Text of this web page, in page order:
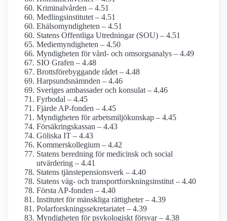
Kriminal­vården – 4.51
Medlings­institutet – 4.51
Ehälso­myndigheten – 4.51
Statens Offentliga Utredningar (SOU) – 4.51
Mediemyndigheten – 4.50
Myndigheten för vård- och omsorgs­analys – 4.49
SIO Grafen – 4.48
Brotts­förebyggande rådet – 4.48
Harpsunds­nämnden – 4.46
Sveriges ambassader och konsulat – 4.46
Fyrbodal – 4.45
Fjärde AP-fonden – 4.45
Myndigheten för arbetsmiljö­kunskap – 4.45
Försäkringskassan – 4.43
Göliska IT – 4.43
Kommers­kollegium – 4.42
Statens beredning för medicinsk och social
utvärdering – 4.41
Statens tjänste­pensions­verk – 4.40
Statens väg- och transport­forsknings­institut – 4.40
Första AP-fonden – 4.40
Institutet för mänskliga rättigheter – 4.39
Polarforsknings­sekretariatet – 4.39
Myndigheten för psykologiskt försvar – 4.38